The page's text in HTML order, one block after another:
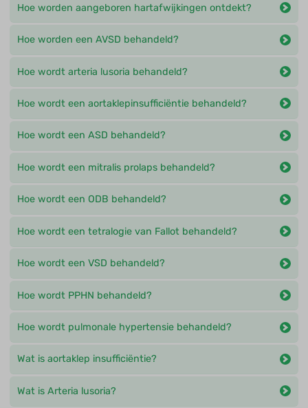
Hoe worden aangeboren hartafwijkingen ontdekt?
Hoe worden een AVSD behandeld?
Hoe wordt arteria lusoria behandeld?
Hoe wordt een aortaklepinsufficiëntie behandeld?
Hoe wordt een ASD behandeld?
Hoe wordt een mitralis prolaps behandeld?
Hoe wordt een ODB behandeld?
Hoe wordt een tetralogie van Fallot behandeld?
Hoe wordt een VSD behandeld?
Hoe wordt PPHN behandeld?
Hoe wordt pulmonale hypertensie behandeld?
Wat is aortaklep insufficiëntie?
Wat is Arteria lusoria?